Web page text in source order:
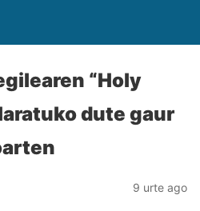
“Holy
dute gaur
9 urte ago